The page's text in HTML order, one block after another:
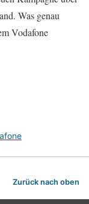
Was genau
Vodafone
Zurück nach oben